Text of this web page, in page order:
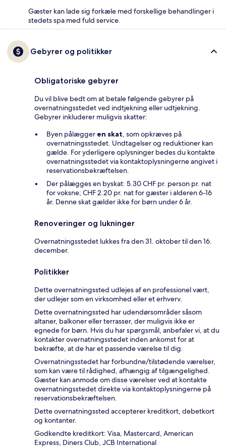
Gæster kan lade sig forkæle med forskellige behandlinger i
stedets spa med fuld service.
Gebyrer og politikker
Obligatoriske gebyrer
Du vil blive bedt om at betale følgende gebyrer på
overnatningsstedet ved indtjekning eller udtjekning.
Gebyrer inkluderer muligvis skatter:
Byen pålægger en skat, som opkræves på
overnatningsstedet. Undtagelser og reduktioner kan
gælde. For yderligere oplysninger bedes du kontakte
overnatningsstedet via kontaktoplysningerne angivet i
reservationsbekræftelsen.
Der pålægges en byskat: 5.30 CHF pr. person pr. nat
for voksne; CHF 2.20 pr. nat for gæster i alderen 6-16
år. Denne skat gælder ikke for børn under 6 år.
Renoveringer og lukninger
Overnatningsstedet lukkes fra den 31. oktober til den 16.
december.
Politikker
Dette overnatningssted udlejes af en professionel vært,
der udlejer som en virksomhed eller et erhverv.
Dette overnatningssted har udendørsområder såsom
altaner, balkoner eller terrasser, der muligvis ikke er
egnede for børn. Hvis du har spørgsmål, anbefaler vi, at du
kontakter overnatningsstedet inden ankomst for at
bekræfte, at de har et passende værelse til dig.
Overnatningsstedet har forbundne/tilstødende værelser,
som kan være til rådighed, afhængig af tilgængelighed.
Gæster kan anmode om disse værelser ved at kontakte
overnatningsstedet direkte via kontaktoplysningerne på
reservationsbekræftelsen.
Dette overnatningssted accepterer kreditkort, debetkort
og kontanter.
Godkendte kreditkort: Visa, Mastercard, American
Express, Diners Club, JCB International